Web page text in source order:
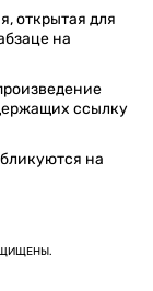
открытая для
на
ссылку
на